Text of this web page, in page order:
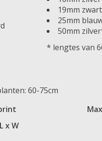
19mm zwart
25mm
50mm
* lengtes van
60-75cm
x W